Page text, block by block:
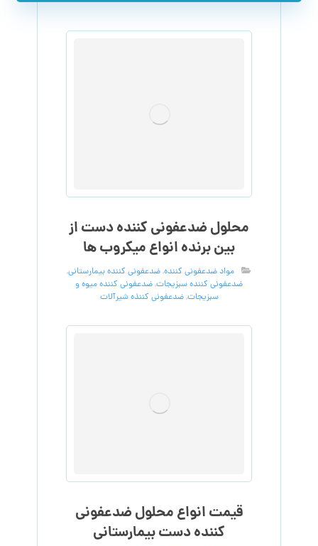
محلول ضدعفونی کننده دست از
بین برنده انواع میکروب ها
مواد ضدعفونی کننده,ضدعفونی کننده بیمارستانی,
ضدعفونی کننده سبزیجات,ضدعفونی کننده میوه و
سبزیجات,ضدعفونی کننذه شیرآلات
قیمت انواع محلول ضدعفونی
کننده دست بیمارستانی